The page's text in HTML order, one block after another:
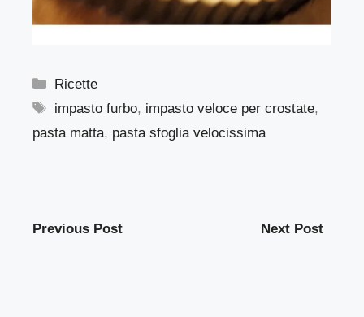
Categorie
Ricette
Tag
impasto furbo, impasto veloce per crostate,
pasta matta, pasta sfoglia velocissima
Previous Post Next Post